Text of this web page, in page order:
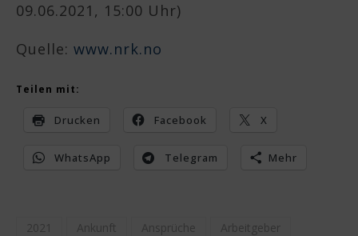
09.06.2021, 15:00 Uhr)
Quelle: www.nrk.no
Teilen mit:
Drucken Facebook X
WhatsApp Telegram Mehr
2021 Ankunft Ansprüche
Arbeitgeber